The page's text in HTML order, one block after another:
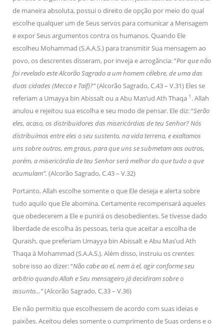
de maneira absoluta, possui o direito de opção por meio do qual
escolhe qualquer um de Seus servos para comunicar a Mensagem
e expor Seus argumentos contra os humanos. Quando Ele
escolheu Mohammad (S.A.A.S.) para transmitir Sua mensagem ao
povo, os descrentes disseram, por inveja e arrogância: “Por que não
foi revelado este Alcorão Sagrado a um homem célebre, de uma das
duas cidades (Mecca e Taif)?”(Alcorão Sagrado, C.43 – V.31) Eles se
referiam a Umayya bin Abissalt ou a Abu Mas’ud Ath Thaqa 1 . Allah
anulou e rejeitou sua escolha e seu modo de pensar. Ele diz: “Serão
eles, acaso, os distribuidores das misericórdias de teu Senhor? Nós
distribuímos entre eles o seu sustento, na vida terrena, e exaltamos
uns sobre outros, em graus, para que uns se submetam aos outros,
porém, a misericórdia de teu Senhor será melhor do que tudo o que
acumulam”. (Alcorão Sagrado, C.43 – V.32)
Portanto, Allah escolhe somente o que Ele deseja e alerta sobre
tudo aquilo que Ele abomina. Certamente recompensará aqueles
que obedecerem a Ele e punirá os desobedientes. Se tivesse dado
liberdade de escolha às pessoas, teria que aceitar a escolha de
Quraish, que preferiam Umayya bin Abissalt e Abu Mas’ud Ath
Thaqa à Mohammad (S.A.A.S.). Além disso, instruiu os crentes
sobre isso ao dizer: “Não cabe ao el, nem à el, agir conforme seu
arbítrio quando Allah e Seu mensageiro já decidiram sobre o
assunto…”(Alcorão Sagrado, C.33 – V.36)
Ele não permitiu que escolhessem de acordo com suas ideias e
paixões. Aceitou deles somente o cumprimento de Suas ordens e o